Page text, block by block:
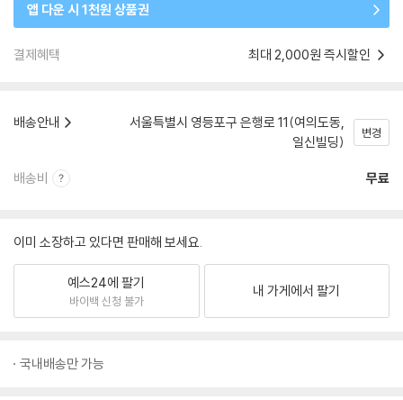
앱 다운 시 1천원 상품권
결제혜택 최대 2,000원 즉시할인
배송안내
서울특별시 영등포구 은행로 11(여의도동,
일신빌딩)
변경
배송비 무료
이미 소장하고 있다면 판매해 보세요.
예스24에 팔기
바이백 신청 불가
내 가게에서 팔기
국내배송만 가능